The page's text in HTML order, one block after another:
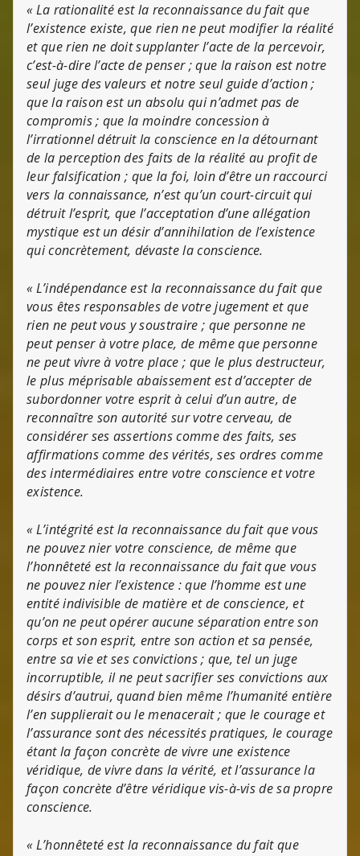
« La rationalité est la reconnaissance du fait que
l’existence existe, que rien ne peut modifier la réalité
et que rien ne doit supplanter l’acte de la percevoir,
c’est-à-dire l’acte de penser ; que la raison est notre
seul juge des valeurs et notre seul guide d’action ;
que la raison est un absolu qui n’admet pas de
compromis ; que la moindre concession à
l’irrationnel détruit la conscience en la détournant
de la perception des faits de la réalité au profit de
leur falsification ; que la foi, loin d’être un raccourci
vers la connaissance, n’est qu’un court-circuit qui
détruit l’esprit, que l’acceptation d’une allégation
mystique est un désir d’annihilation de l’existence
qui concrètement, dévaste la conscience.
« L’indépendance est la reconnaissance du fait que
vous êtes responsables de votre jugement et que
rien ne peut vous y soustraire ; que personne ne
peut penser à votre place, de même que personne
ne peut vivre à votre place ; que le plus destructeur,
le plus méprisable abaissement est d’accepter de
subordonner votre esprit à celui d’un autre, de
reconnaître son autorité sur votre cerveau, de
considérer ses assertions comme des faits, ses
affirmations comme des vérités, ses ordres comme
des intermédiaires entre votre conscience et votre
existence.
« L’intégrité est la reconnaissance du fait que vous
ne pouvez nier votre conscience, de même que
l’honnêteté est la reconnaissance du fait que vous
ne pouvez nier l’existence : que l’homme est une
entité indivisible de matière et de conscience, et
qu’on ne peut opérer aucune séparation entre son
corps et son esprit, entre son action et sa pensée,
entre sa vie et ses convictions ; que, tel un juge
incorruptible, il ne peut sacrifier ses convictions aux
désirs d’autrui, quand bien même l’humanité entière
l’en supplierait ou le menacerait ; que le courage et
l’assurance sont des nécessités pratiques, le courage
étant la façon concrète de vivre une existence
véridique, de vivre dans la vérité, et l’assurance la
façon concrète d’être véridique vis-à-vis de sa propre
conscience.
« L’honnêteté est la reconnaissance du fait que